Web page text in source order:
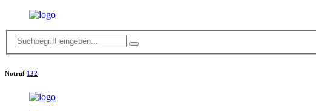
Notruf 122